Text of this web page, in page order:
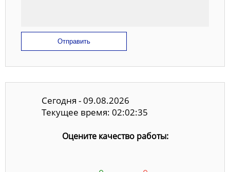
Отправить
Сегодня - 09.08.2026
Текущее время: 02:02:36
Оцените качество работы: